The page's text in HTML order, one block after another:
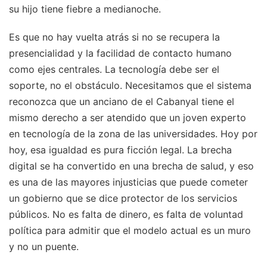
su hijo tiene fiebre a medianoche.
Es que no hay vuelta atrás si no se recupera la
presencialidad y la facilidad de contacto humano
como ejes centrales. La tecnología debe ser el
soporte, no el obstáculo. Necesitamos que el sistema
reconozca que un anciano de el Cabanyal tiene el
mismo derecho a ser atendido que un joven experto
en tecnología de la zona de las universidades. Hoy por
hoy, esa igualdad es pura ficción legal. La brecha
digital se ha convertido en una brecha de salud, y eso
es una de las mayores injusticias que puede cometer
un gobierno que se dice protector de los servicios
públicos. No es falta de dinero, es falta de voluntad
política para admitir que el modelo actual es un muro
y no un puente.